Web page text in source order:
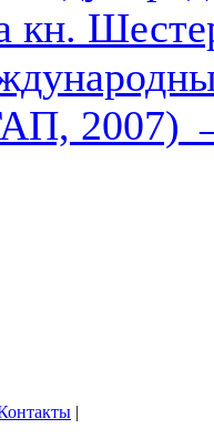
кн.
2007)
|